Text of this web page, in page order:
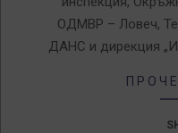
ОДМВР – Ловеч,
ДАНС и дирекция